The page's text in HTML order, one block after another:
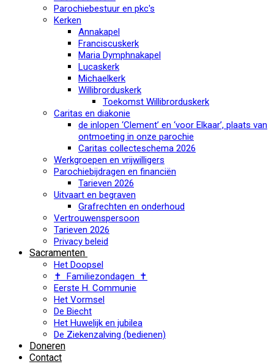
Parochiebestuur en pkc's
Kerken
Annakapel
Franciscuskerk
Maria Dymphnakapel
Lucaskerk
Michaelkerk
Willibrorduskerk
Toekomst Willibrorduskerk
Caritas en diakonie
de inlopen ‘Clement’ en ‘voor Elkaar’, plaats van
ontmoeting in onze parochie
Caritas collecteschema 2026
Werkgroepen en vrijwilligers
Parochiebijdragen en financiën
Tarieven 2026
Uitvaart en begraven
Grafrechten en onderhoud
Vertrouwenspersoon
Tarieven 2026
Privacy beleid
Sacramenten
Het Doopsel
✝ Familiezondagen ✝
Eerste H. Communie
Het Vormsel
De Biecht
Het Huwelijk en jubilea
De Ziekenzalving (bedienen)
Doneren
Contact